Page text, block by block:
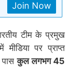
Join Now
टीम के प्रमुख
पर प्राप्त
पासकुल लगभग 45